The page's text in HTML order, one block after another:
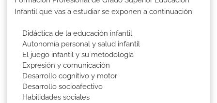
Infantil que vas a estudiar se exponen a continuación:
Didáctica de la educación infantil
Autonomía personal y salud infantil
El juego infantil y su metodología
Expresión y comunicación
Desarrollo cognitivo y motor
Desarrollo socioafectivo
Habilidades sociales